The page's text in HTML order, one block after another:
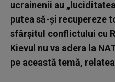
ucrainenii au
putea să-şi recupereze
sfârşitul conflictului cu
Kievul nu va adera la
pe această temă,